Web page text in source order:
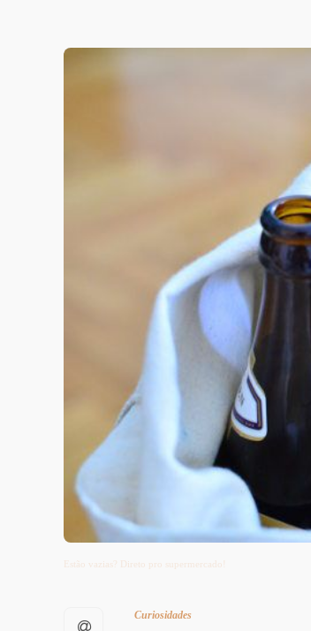
Estão vazias? Direto pro supermercado!
Curiosidades